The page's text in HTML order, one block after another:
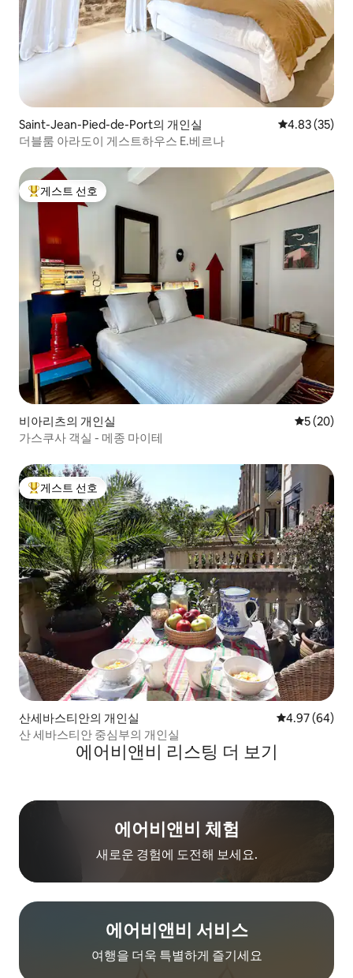
Saint-Jean-Pied-de-Port의 개인실 평점 4.83점(5
4.83 (35)
더블룸 아라도이 게스트하우스 E.베르나
상위 게스트 선호
게스트 선호
비아리츠의 개인실 평점 5점(5
5 (20)
가스쿠사 객실 - 메종 마이테
상위 게스트 선호
게스트 선호
산세바스티안의 개인실 평점 4.97점(5
4.97 (64)
산 세바스티안 중심부의 개인실
에어비앤비 리스팅 더 보기
에어비앤비 체험
새로운 경험에 도전해 보세요.
에어비앤비 서비스
여행을 더욱 특별하게 즐기세요